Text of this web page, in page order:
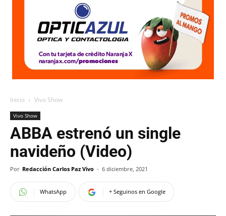
Inicio Vivo Show
Vivo Show
ABBA estrenó un single
navideño (Video)
Por Redacción Carlos Paz Vivo - 6 diciembre, 2021
WhatsApp + Seguinos en Google